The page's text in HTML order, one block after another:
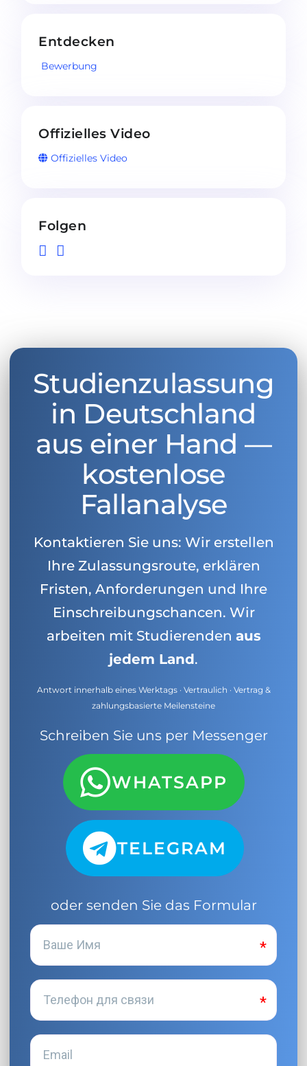
Entdecken
Bewerbung
Offizielles Video
Offizielles Video
Folgen
Studienzulassung
in Deutschland
aus einer Hand —
kostenlose
Fallanalyse
Kontaktieren Sie uns: Wir erstellen
Ihre Zulassungsroute, erklären
Fristen, Anforderungen und Ihre
Einschreibungschancen. Wir
arbeiten mit Studierenden aus
jedem Land.
Antwort innerhalb eines Werktags · Vertraulich · Vertrag &
zahlungsbasierte Meilensteine
Schreiben Sie uns per Messenger
WHATSAPP
TELEGRAM
oder senden Sie das Formular